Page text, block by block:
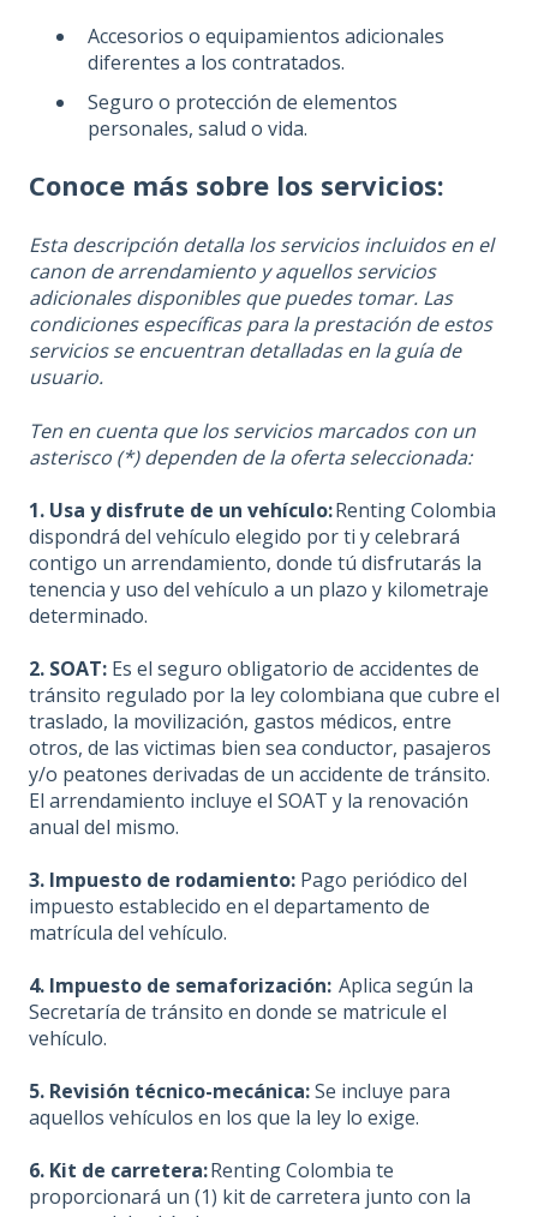
Accesorios o equipamientos adicionales
diferentes a los contratados.
Seguro o protección de elementos
personales, salud o vida.
Conoce más sobre los servicios:
Esta descripción detalla los servicios incluidos en el
canon de arrendamiento y aquellos servicios
adicionales disponibles que puedes tomar. Las
condiciones específicas para la prestación de estos
servicios se encuentran detalladas en la guía de
usuario.
Ten en cuenta que los servicios marcados con un
asterisco (*) dependen de la oferta seleccionada:
1. Usa y disfrute de un vehículo:Renting Colombia
dispondrá del vehículo elegido por ti y celebrará
contigo un arrendamiento, donde tú disfrutarás la
tenencia y uso del vehículo a un plazo y kilometraje
determinado.
2. SOAT: Es el seguro obligatorio de accidentes de
tránsito regulado por la ley colombiana que cubre el
traslado, la movilización, gastos médicos, entre
otros, de las victimas bien sea conductor, pasajeros
y/o peatones derivadas de un accidente de tránsito.
El arrendamiento incluye el SOAT y la renovación
anual del mismo.
3. Impuesto de rodamiento: Pago periódico del
impuesto establecido en el departamento de
matrícula del vehículo.
4. Impuesto de semaforización: Aplica según la
Secretaría de tránsito en donde se matricule el
vehículo.
5. Revisión técnico-mecánica:Se incluye para
aquellos vehículos en los que la ley lo exige.
6. Kit de carretera:Renting Colombia te
proporcionará un (1) kit de carretera junto con la